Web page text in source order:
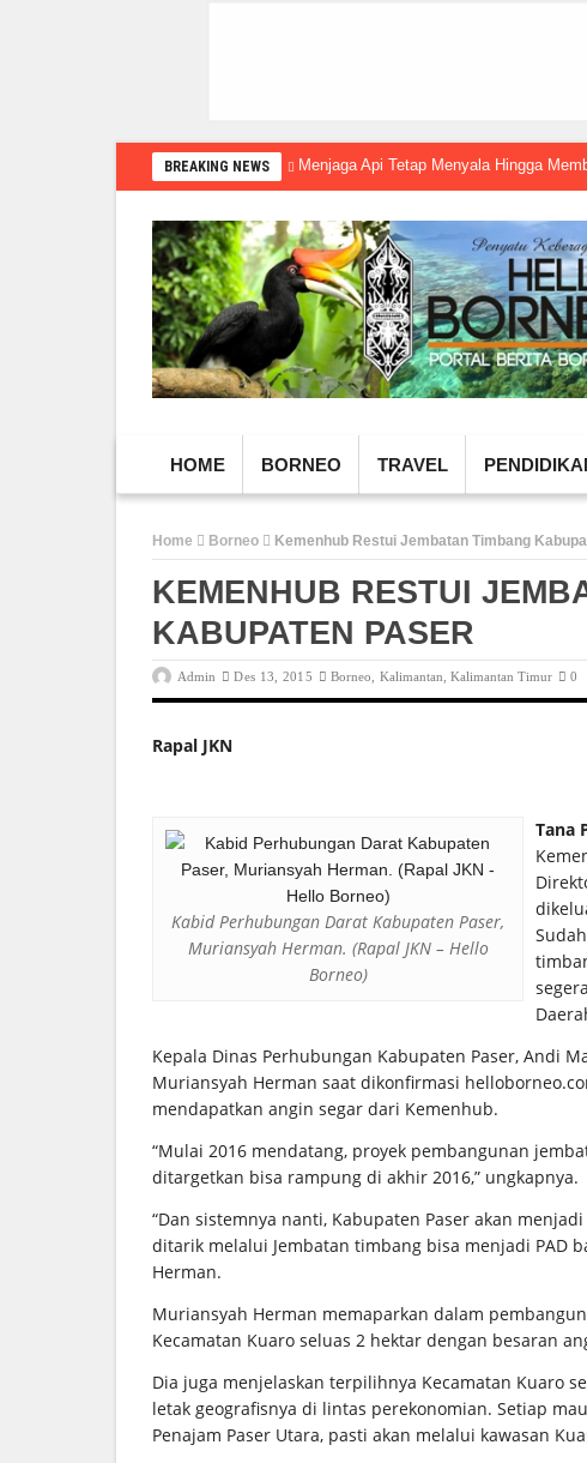
BREAKING NEWS Menjaga Api Tetap Menyala Hingga
HOME BORNEO TRAVEL
Home Borneo Kemenhub Restui Jembatan Timbang
KEMENHUB RESTUI
KABUPATEN PASER
Admin Des 13, 2015 Borneo Kalimantan ,Kalimantan Timur 0
Rapal JKN
Kabid Perhubungan Darat Kabupaten Paser,
Muriansyah Herman. (Rapal JKN – Hello
Borneo)
Tana
Kepala Dinas Perhubungan Kabupaten Paser, Andi
Muriansyah Herman saat dikonfirmasi
mendapatkan angin segar dari Kemenhub.
“Mulai 2016 mendatang, proyek pembangunan
ditargetkan bisa rampung di akhir 2016,” ungkapnya.
“Dan sistemnya nanti, Kabupaten Paser akan
ditarik melalui Jembatan timbang bisa menjadi PAD
Herman.
Muriansyah Herman memaparkan dalam
Kecamatan Kuaro seluas 2 hektar dengan besaran
Dia juga menjelaskan terpilihnya Kecamatan Kuaro
letak geografisnya di lintas perekonomian. Setiap
Penajam Paser Utara, pasti akan melalui kawasan